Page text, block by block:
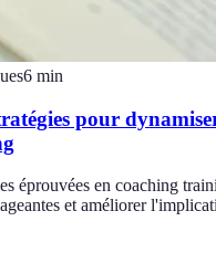
6 min
pour
éprouvées en coaching
et améliorer